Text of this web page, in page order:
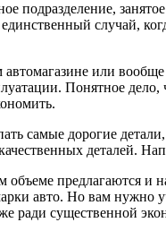
подразделение,
случай,
или
Понятное
самые дорогие
деталей.
объеме предлагаются
авто. Но вам нужно
ради существенной